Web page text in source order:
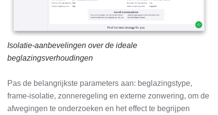
Isolatie-aanbevelingen over de ideale
beglazingsverhoudingen
Pas de belangrijkste parameters aan: beglazingstype,
frame-isolatie, zonneregeling en externe zonwering, om de
afwegingen te onderzoeken en het effect te begrijpen